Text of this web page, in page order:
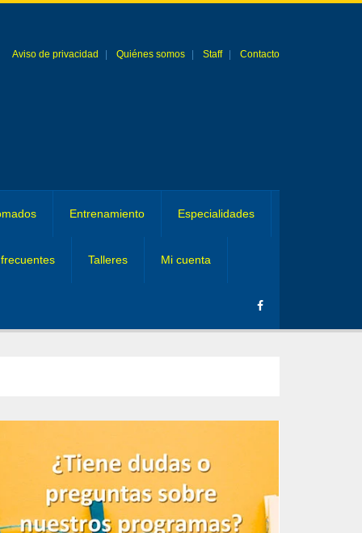
Aviso de privacidad Quiénes somos Staff Contacto
Entrenamiento Especialidades
Talleres Mi cuenta